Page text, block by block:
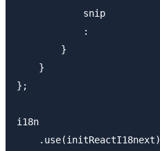
            snip
            :
        }
    }
};
i18n
    .use(initReactI18next)